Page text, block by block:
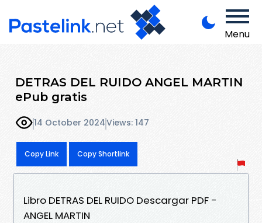
Menu
DETRAS DEL RUIDO ANGEL MARTIN
ePub gratis
14 October 2024Views: 147
Copy Link Copy Shortlink
Libro DETRAS DEL RUIDO Descargar PDF -
ANGEL MARTIN